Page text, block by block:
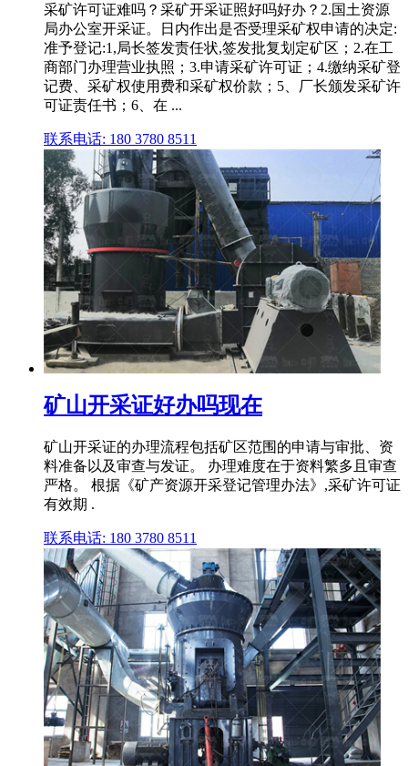
采矿许可证难吗？采矿开采证照好吗好办？2.国土资源
局办公室开采证。日内作出是否受理采矿权申请的决定:
准予登记:1,局长签发责任状,签发批复划定矿区；2.在工
商部门办理营业执照；3.申请采矿许可证；4.缴纳采矿登
记费、采矿权使用费和采矿权价款；5、厂长颁发采矿许
可证责任书；6、在 ...
联系电话: 180 3780 8511
矿山开采证好办吗现在
矿山开采证的办理流程包括矿区范围的申请与审批、资
料准备以及审查与发证。 办理难度在于资料繁多且审查
严格。 根据《矿产资源开采登记管理办法》,采矿许可证
有效期 .
联系电话: 180 3780 8511